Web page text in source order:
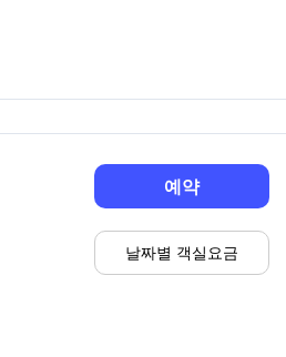
예약
날짜별 객실요금